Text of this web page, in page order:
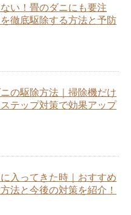
い！畳のダニにも要注
徹底駆除する方法と予防
の駆除方法｜掃除機だけ
テップ対策で効果アップ
入ってきた時｜おすすめ
法と今後の対策を紹介！